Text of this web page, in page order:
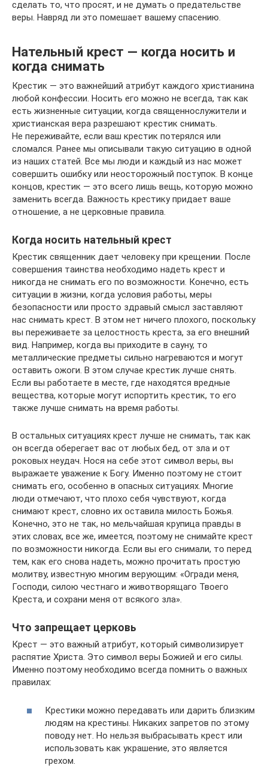
сделать то, что просят, и не думать о предательстве
веры. Навряд ли это помешает вашему спасению.
Нательный крест — когда носить и
когда снимать
Крестик — это важнейший атрибут каждого христианина
любой конфессии. Носить его можно не всегда, так как
есть жизненные ситуации, когда священнослужители и
христианская вера разрешают крестик снимать.
Не переживайте, если ваш крестик потерялся или
сломался. Ранее мы описывали такую ситуацию в одной
из наших статей. Все мы люди и каждый из нас может
совершить ошибку или неосторожный поступок. В конце
концов, крестик — это всего лишь вещь, которую можно
заменить всегда. Важность крестику придает ваше
отношение, а не церковные правила.
Когда носить нательный крест
Крестик священник дает человеку при крещении. После
совершения таинства необходимо надеть крест и
никогда не снимать его по возможности. Конечно, есть
ситуации в жизни, когда условия работы, меры
безопасности или просто здравый смысл заставляют
нас снимать крест. В этом нет ничего плохого, поскольку
вы переживаете за целостность креста, за его внешний
вид. Например, когда вы приходите в сауну, то
металлические предметы сильно нагреваются и могут
оставить ожоги. В этом случае крестик лучше снять.
Если вы работаете в месте, где находятся вредные
вещества, которые могут испортить крестик, то его
также лучше снимать на время работы.
В остальных ситуациях крест лучше не снимать, так как
он всегда оберегает вас от любых бед, от зла и от
роковых неудач. Нося на себе этот символ веры, вы
выражаете уважение к Богу. Именно поэтому не стоит
снимать его, особенно в опасных ситуациях. Многие
люди отмечают, что плохо себя чувствуют, когда
снимают крест, словно их оставила милость Божья.
Конечно, это не так, но мельчайшая крупица правды в
этих словах, все же, имеется, поэтому не снимайте крест
по возможности никогда. Если вы его снимали, то перед
тем, как его снова надеть, можно прочитать простую
молитву, известную многим верующим: «Огради меня,
Господи, силою честнаго и животворящаго Твоего
Креста, и сохрани меня от всякого зла».
Что запрещает церковь
Крест — это важный атрибут, который символизирует
распятие Христа. Это символ веры Божией и его силы.
Именно поэтому необходимо всегда помнить о важных
правилах:
Крестики можно передавать или дарить близким
людям на крестины. Никаких запретов по этому
поводу нет. Но нельзя выбрасывать крест или
использовать как украшение, это является
грехом.